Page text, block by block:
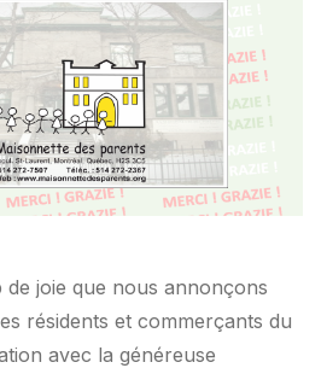
de joie que nous annonçons
résidents et commerçants du
avec la généreuse